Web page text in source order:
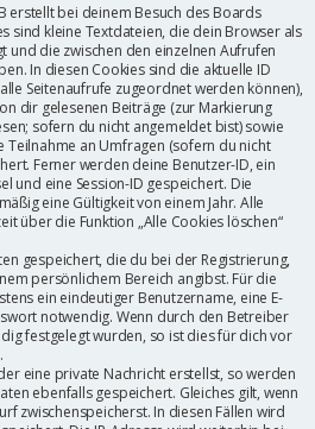
erstellt bei deinem Besuch des Boards
sind kleine Textdateien, die dein Browser als
die zwischen den einzelnen Aufrufen
In diesen Cookies sind die aktuelle ID
Seitenaufrufe zugeordnet werden können),
dir gelesenen Beiträge (zur Markierung
sofern du nicht angemeldet bist) sowie
an Umfragen (sofern du nicht
Ferner werden deine Benutzer-ID, ein
und eine Session-ID gespeichert. Die
eine Gültigkeit von einem Jahr. Alle
über die Funktion „Alle Cookies löschen“
gespeichert, die du bei der Registrierung,
persönlichem Bereich angibst. Für die
ein eindeutiger Benutzername, eine E-
notwendig. Wenn durch den Betreiber
festgelegt wurden, so ist dies für dich vor
eine private Nachricht erstellst, so werden
ebenfalls gespeichert. Gleiches gilt, wenn
zwischenspeicherst. In diesen Fällen wird